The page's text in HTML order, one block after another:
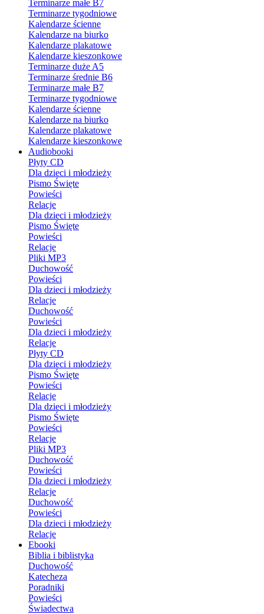
Terminarze małe B7
Terminarze tygodniowe
Kalendarze ścienne
Kalendarze na biurko
Kalendarze plakatowe
Kalendarze kieszonkowe
Terminarze duże A5
Terminarze średnie B6
Terminarze małe B7
Terminarze tygodniowe
Kalendarze ścienne
Kalendarze na biurko
Kalendarze plakatowe
Kalendarze kieszonkowe
Audiobooki
Płyty CD
Dla dzieci i młodzieży
Pismo Święte
Powieści
Relacje
Dla dzieci i młodzieży
Pismo Święte
Powieści
Relacje
Pliki MP3
Duchowość
Powieści
Dla dzieci i młodzieży
Relacje
Duchowość
Powieści
Dla dzieci i młodzieży
Relacje
Płyty CD
Dla dzieci i młodzieży
Pismo Święte
Powieści
Relacje
Dla dzieci i młodzieży
Pismo Święte
Powieści
Relacje
Pliki MP3
Duchowość
Powieści
Dla dzieci i młodzieży
Relacje
Duchowość
Powieści
Dla dzieci i młodzieży
Relacje
Ebooki
Biblia i biblistyka
Duchowość
Katecheza
Poradniki
Powieści
Świadectwa